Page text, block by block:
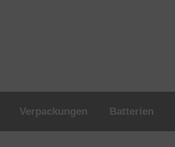
Verpackungen Batterien